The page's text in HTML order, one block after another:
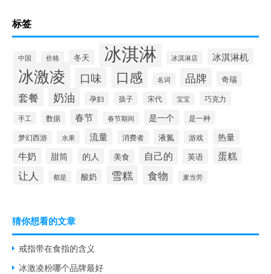
标签
中国 价格 冬天 冰淇淋 冰淇淋店 冰淇淋机
冰激凌 口味 口感 名词 品牌 奇瑞
套餐 奶油 孕妇 孩子 宋代 宝宝 巧克力
手工 数据 春节 春节期间 是一个 是一种
梦幻西游 水果 流量 消费者 液氮 游戏 热量
牛奶 甜筒 的人 美食 自己的 英语 蛋糕
让人 都是 酸奶 雪糕 食物 麦当劳
猜你想看的文章
戒指带在食指的含义
冰激凌粉哪个品牌最好